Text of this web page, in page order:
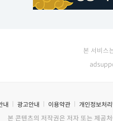
본 서비스
내 광고안내 이용약관 개인정보처
본 콘텐츠의 저작권은 저자 또는 제공